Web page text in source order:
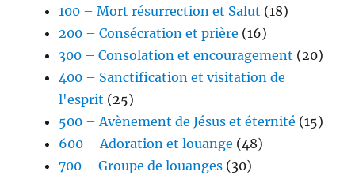
100 – Mort résurrection et Salut (18)
200 – Consécration et prière (16)
300 – Consolation et encouragement (20)
400 – Sanctification et visitation de
l'esprit (25)
500 – Avènement de Jésus et éternité (15)
600 – Adoration et louange (48)
700 – Groupe de louanges (30)